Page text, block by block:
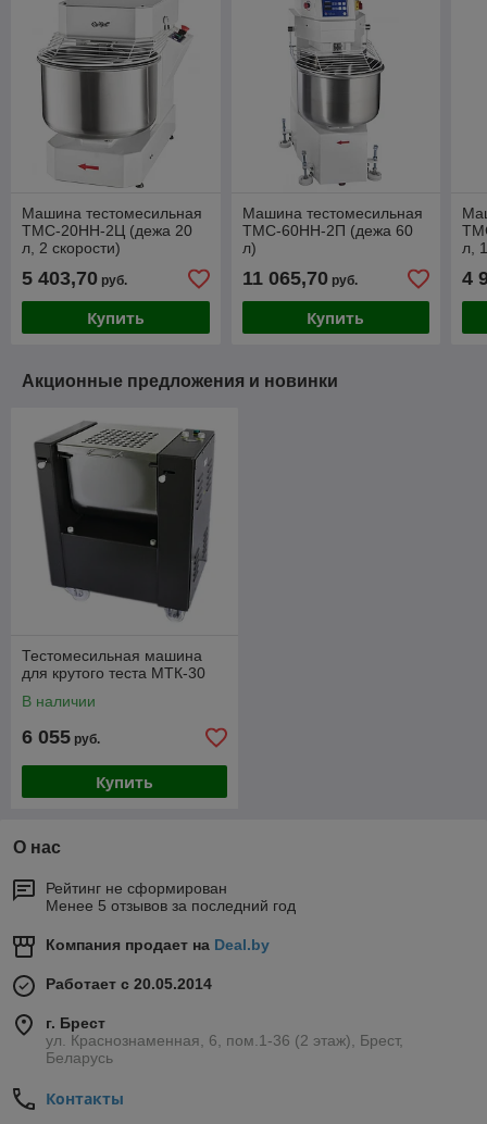
Машина тестомесильная
ТМС-20НН-2Ц (дежа 20
л, 2 скорости)
5 403,70 руб.
Купить
Машина тестомесильная
ТМС-60НН-2П (дежа 60
л)
11 065,70руб.
Купить
л,
4
Акционные предложения и новинки
Тестомесильная машина
для крутого теста МТК-30
В наличии
6 055 руб.
Купить
О нас
Рейтинг не сформирован
Менее 5 отзывов за последний год
Компания продает на Deal.by
Работает с 20.05.2014
г. Брест
ул. Краснознаменная, 6, пом.1-36 (2 этаж), Брест,
Беларусь
Контакты